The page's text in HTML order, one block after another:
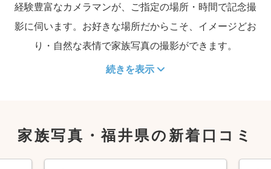
経験豊富なカメラマンが、ご指定の場所・時間で記念撮
影に伺います。お好きな場所だからこそ、イメージどお
り・自然な表情で家族写真の撮影ができます。
続きを表示
家族写真・福井県の新着口コミ